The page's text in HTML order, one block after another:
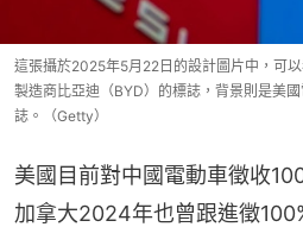
這張攝於2025年5月22日的設計圖片中，可
製造商比亞迪（BYD）的標誌，背景則是美
誌。（Getty）
美國目前對中國電動車徵收
加拿大2024年也曾跟進徵